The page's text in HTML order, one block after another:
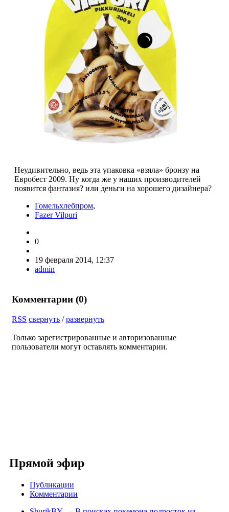
Неудивительно, ведь эта упаковка «взяла» бронзу на
Евробест 2009. Ну когда же у наших производителей
появится фантазия? или деньги на хорошего дизайнера?
Гомельхлебпром,
Fazer Vilpuri
0
19 февраля 2014, 12:37
admin
Комментарии (0)
RSS свернуть /развернуть
Только зарегистрированные и авторизованные
пользователи могут оставлять комментарии.
Прямой эфир
Публикации
Комментарии